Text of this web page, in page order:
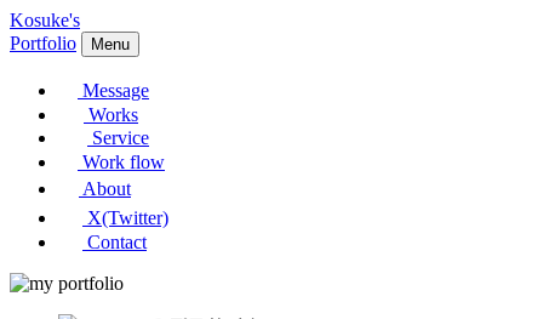
Kosuke's
Portfolio
Menu
Message
Works
Service
Work flow
About
X(Twitter)
Contact